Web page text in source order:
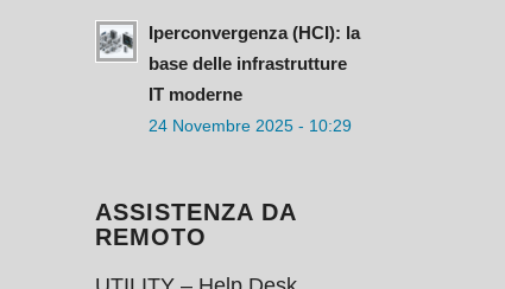
Iperconvergenza (HCI): la
base delle infrastrutture
IT moderne
24 Novembre 2025 - 10:29
ASSISTENZA DA
REMOTO